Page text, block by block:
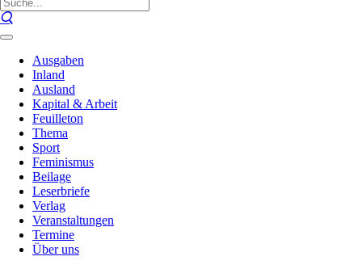
Ausgaben
Inland
Ausland
Kapital & Arbeit
Feuilleton
Thema
Sport
Feminismus
Beilage
Leserbriefe
Verlag
Veranstaltungen
Termine
Über uns